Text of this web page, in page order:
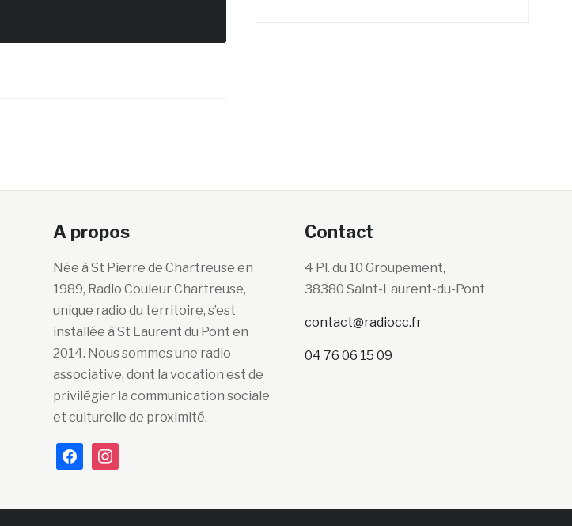
A propos
Née à St Pierre de Chartreuse en
1989, Radio Couleur Chartreuse,
unique radio du territoire, s’est
installée à St Laurent du Pont en
2014. Nous sommes une radio
associative, dont la vocation est de
privilégier la communication sociale
et culturelle de proximité.
facebookinstagram
Contact
4 Pl. du 10 Groupement,
38380 Saint-Laurent-du-Pont
contact@radiocc.fr
04 76 06 15 09